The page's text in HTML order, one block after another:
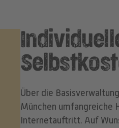
Über die
München umfangreiche
Internetauftritt. Auf